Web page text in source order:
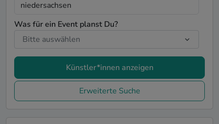
Was für ein Event planst Du?
Künstler*innen anzeigen
Erweiterte Suche